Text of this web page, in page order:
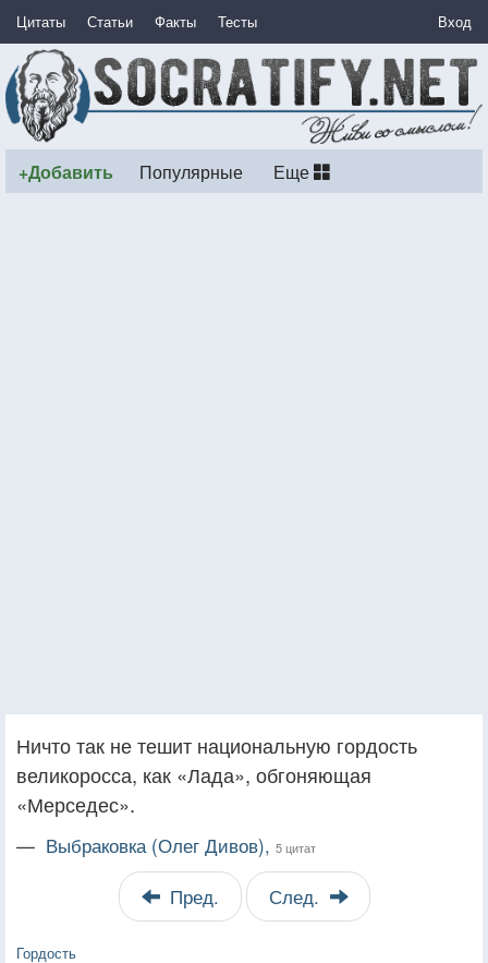
Цитаты Статьи Факты Тесты Вход
+Добавить Популярные Еще
Ничто так не тешит национальную гордость
великоросса, как «Лада», обгоняющая
«Мерседес».
— Выбраковка (Олег Дивов), 5 цитат
Пред. След.
Гордость